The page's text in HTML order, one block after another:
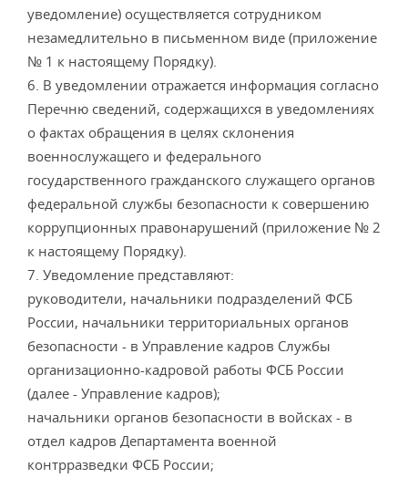
уведомление) осуществляется сотрудником
незамедлительно в письменном виде (приложение
№ 1 к настоящему Порядку).
6. В уведомлении отражается информация согласно
Перечню сведений, содержащихся в уведомлениях
о фактах обращения в целях склонения
военнослужащего и федерального
государственного гражданского служащего органов
федеральной службы безопасности к совершению
коррупционных правонарушений (приложение № 2
к настоящему Порядку).
7. Уведомление представляют:
руководители, начальники подразделений ФСБ
России, начальники территориальных органов
безопасности - в Управление кадров Службы
организационно-кадровой работы ФСБ России
(далее - Управление кадров);
начальники органов безопасности в войсках - в
отдел кадров Департамента военной
контрразведки ФСБ России;